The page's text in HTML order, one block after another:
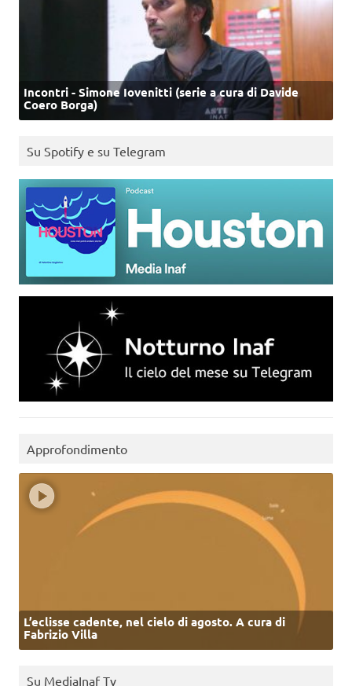
Incontri - Simone Iovenitti (serie a cura di Davide
Coero Borga)
Su Spotify e su Telegram
Approfondimento
L’eclisse cadente, nel cielo di agosto. A cura di
Fabrizio Villa
Su MediaInaf Tv